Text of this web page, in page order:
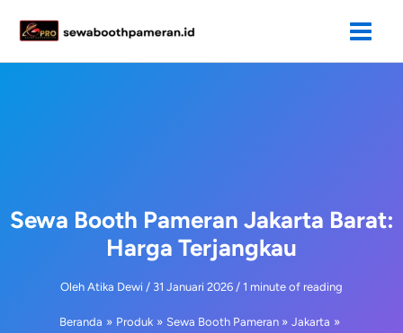
konten
Sewa Booth Pameran Jakarta Barat:
Harga Terjangkau
Oleh Atika Dewi / 31 Januari 2026 / 1 minute of reading
Beranda Produk Sewa Booth Pameran
Jakarta